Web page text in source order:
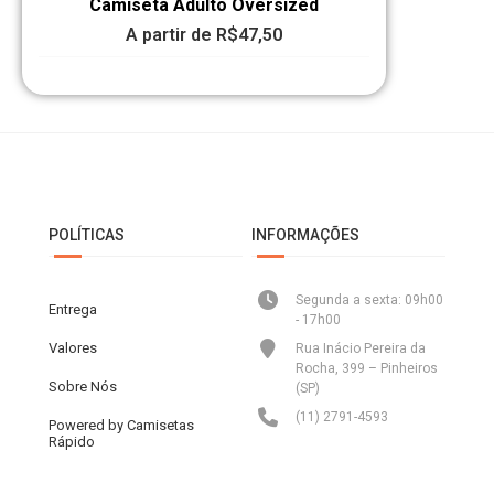
Camiseta Adulto Oversized
A partir de R$47,50
POLÍTICAS
Entrega
Valores
Sobre Nós
Powered by Camisetas
Rápido
INFORMAÇÕES
Segunda a sexta: 09h00
- 17h00
Rua Inácio Pereira da
Rocha, 399 – Pinheiros
(SP)
(11) 2791-4593